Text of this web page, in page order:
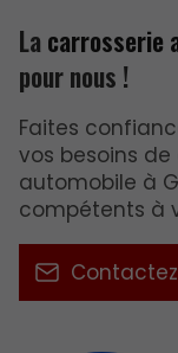
La carrosserie
pour nous !
Faites
vos besoins
automobile à
compétents à